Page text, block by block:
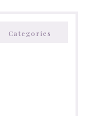
Categories